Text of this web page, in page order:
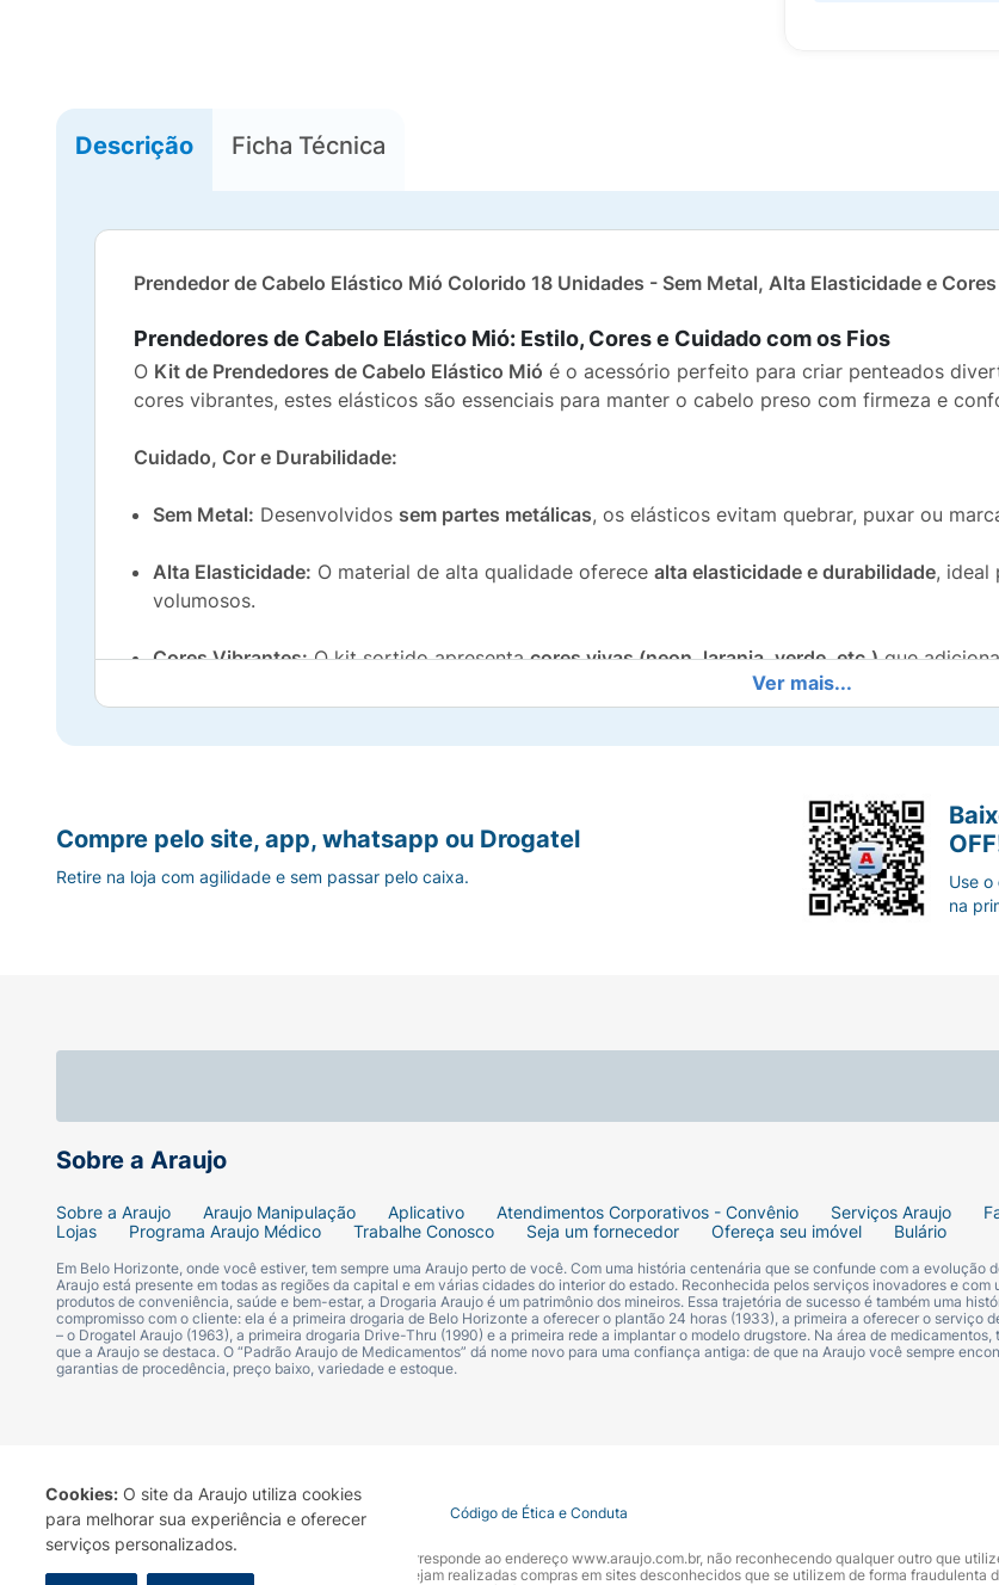
Cookies: O site da Araujo utiliza cookies
para melhorar sua experiência e oferecer
serviços personalizados.
Descrição Ficha Técnica
Prendedor de Cabelo Elástico Mió Colorido 18 Unidades - Sem Metal, Alta Elasticidade e
Prendedores de Cabelo Elástico Mió: Estilo, Cores e Cuidado com os Fios
O Kit de Prendedores de Cabelo Elástico Mió é o acessório perfeito para criar penteados
cores vibrantes, estes elásticos são essenciais para manter o cabelo preso com firmeza e
Cuidado, Cor e Durabilidade:
Sem Metal: Desenvolvidos sem partes metálicas, os elásticos evitam quebrar, puxar ou
Alta Elasticidade: O material de alta qualidade oferece alta elasticidade e durabilidade, ideal
volumosos.
Cores Vibrantes:O kit sortido apresentacores vivas (neon, laranja, verde, etc.)que
Versatilidade:Perfeitos para rabos de cavalo, coques, tranças ehalf-buns, garantindo uma
Mantenha seu cabelo preso com estilo e segurança. Adicione o Kit Prendedor de Cabelo
Ver mais...
Sobre a Araujo
Sobre a Araujo Araujo Manipulação Aplicativo Atendimentos Corporativos - Convênio Serviços Araujo
Lojas
Programa Araujo Médico Trabalhe Conosco Seja um fornecedor Ofereça seu imóvel Bulário
Em Belo Horizonte, onde você estiver, tem sempre uma Araujo perto de você. Com uma história centenária que se confunde com a evolução
Araujo está presente em todas as regiões da capital e em várias cidades do interior do estado. Reconhecida pelos serviços inovadores e com
produtos de conveniência, saúde e bem-estar, a Drogaria Araujo é um patrimônio dos mineiros. Essa trajetória de sucesso é também uma
compromisso com o cliente: ela é a primeira drogaria de Belo Horizonte a oferecer o plantão 24 horas (1933), a primeira a oferecer o serviço
– o Drogatel Araujo (1963), a primeira drogaria Drive-Thru (1990) e a primeira rede a implantar o modelo drugstore. Na área de medicamentos,
que a Araujo se destaca. O “Padrão Araujo de Medicamentos” dá nome novo para uma confiança antiga: de que na Araujo você sempre
garantias de procedência, preço baixo, variedade e estoque.
Compre pelo site, app, whatsapp ou Drogatel
Retire na loja com agilidade e sem passar pelo caixa. Use o
na
Termo de Uso Portal da Privacidade Covid-19 Código de Ética e Conduta
A Drogaria Araujo S/A informa que o seu site oficial corresponde ao endereço www.araujo.com.br, não reconhecendo qualquer outro que
marca. Para sua segurança recomendamos que não sejam realizadas compras em sites desconhecidos que se utilizem de forma fraudulenta